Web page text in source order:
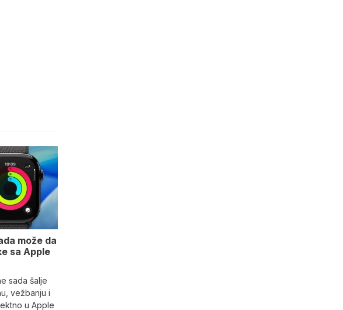
može da
sa Apple
sada šalje
vežbanju i
u Apple